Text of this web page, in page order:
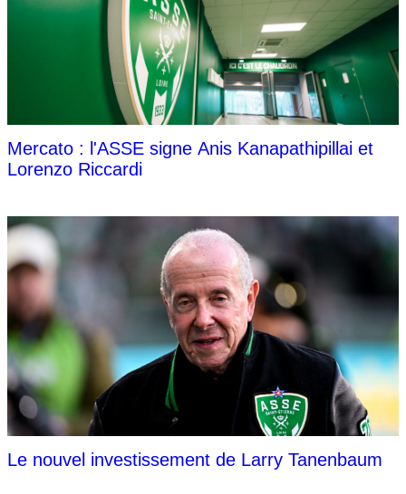
Mercato : l'ASSE signe Anis Kanapathipillai et
Lorenzo Riccardi
Le nouvel investissement de Larry Tanenbaum